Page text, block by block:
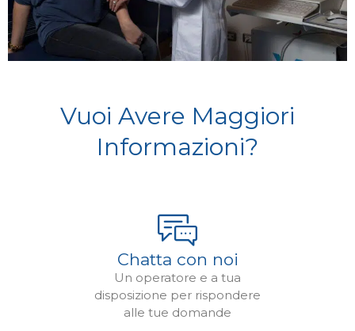
Vuoi Avere Maggiori
Informazioni?
Chatta con noi
Un operatore e a tua
disposizione per rispondere
alle tue domande